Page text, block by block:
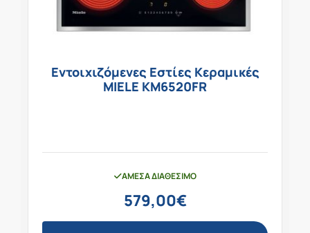
Εντοιχιζόμενες Εστίες Κεραμικές
MIELE KM6520FR
ΆΜΕΣΑ ΔΙΑΘΈΣΙΜΟ
579,00€